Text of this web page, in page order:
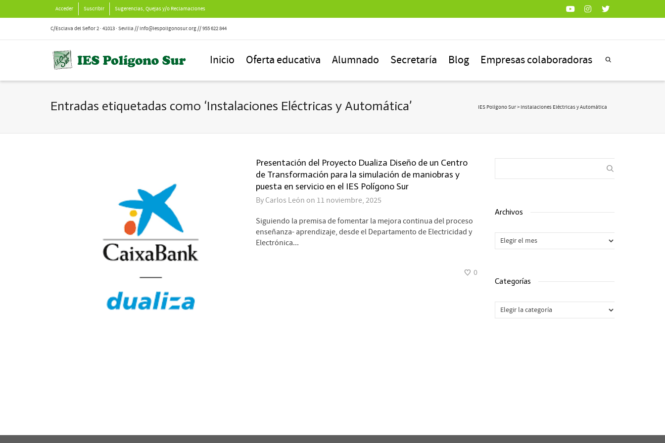
Acceder Suscribir Sugerencias, Quejas y/o Reclamaciones
C/Esclava del Señor 2 · 41013 · Sevilla // info@iespoligonosur.org // 955 622 844
Inicio Oferta educativa Alumnado Secretaría Blog Empresas colaboradoras
Entradas etiquetadas como ‘Instalaciones Eléctricas y Automática’ IES Polígono Sur> Instalaciones Eléctricas y Automática
Presentación del Proyecto Dualiza Diseño de un Centro
de Transformación para la simulación de maniobras y
puesta en servicio en el IES Polígono Sur
By Carlos León on 11 noviembre, 2025
Siguiendo la premisa de fomentar la mejora continua del proceso
enseñanza- aprendizaje, desde el Departamento de Electricidad y
Electrónica...
0
Archivos
Archivos
Categorías
Categorías